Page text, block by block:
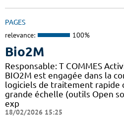
PAGES
relevance: 100%
Bio2M
Responsable: T COMMES
BIO2M est engagée dans la
logiciels de traitement rapide
grande échelle (outils Open
exp
18/02/2026 15:25